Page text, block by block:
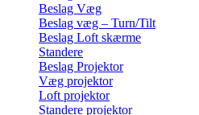
Beslag Væg
Beslag væg – Turn/Tilt
Beslag Loft skærme
Standere
Beslag Projektor
Væg projektor
Loft projektor
Standere projektor